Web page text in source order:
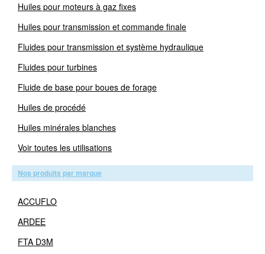
Huiles pour moteurs à gaz fixes
Huiles pour transmission et commande finale
Fluides pour transmission et système hydraulique
Fluides pour turbines
Fluide de base pour boues de forage
Huiles de procédé
Huiles minérales blanches
Voir toutes les utilisations
Nos produits par marque
ACCUFLO
ARDEE
FTA D3M